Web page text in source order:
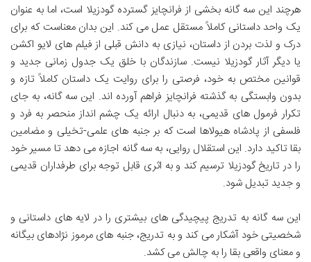
هرچند این سه گانه بخشی از فرانچایز گسترده گودزیلا است، اما به عنوان
یک واحد داستانی کاملاً مستقل عمل می کند. این بدان معناست که برای
درک و لذت بردن از داستان، نیازی به دانش قبلی از فیلم های لایو اکشن
یا دیگر آثار گودزیلا نیست. سازندگان با خلق یک جدول زمانی جدید و
قوانین مختص به خود، فرصتی را برای روایت یک داستان کاملاً تازه و
بدون وابستگی به گذشته فرانچایز فراهم آورده اند. این سه گانه، به جای
تکرار فرمول های قدیمی، به دنبال ارائه یک چشم انداز منحصر به فرد و
فلسفی از پادشاه هیولاها است که بر جنبه های علمی-تخیلی و مضامین
بقا تاکید دارد. این استقلال روایی، به سه گانه اجازه می دهد تا مسیر خود
را در تاریخ گودزیلا ترسیم کند و به اثری قابل توجه برای طرفداران قدیمی
و جدید تبدیل شود.
این سه گانه به تدریج پیچیدگی های بیشتری را در لایه های داستانی و
شخصیتی خود آشکار می کند و به تدریج، جنبه های مرموز نژادهای بیگانه
و معنای واقعی بقا را به چالش می کشد.